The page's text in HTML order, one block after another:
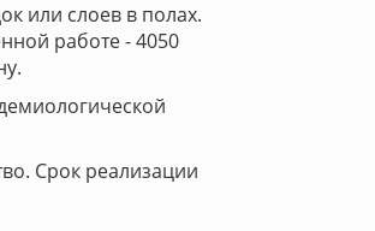
или слоев в полах.
работе - 4050
Срок реализации